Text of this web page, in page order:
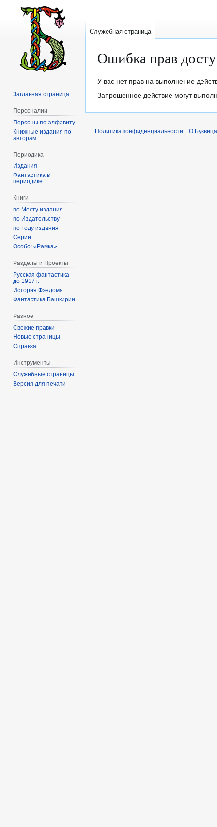
Ошибка прав
Перейти
к
Перейти
к
У вас нет прав на выполнение
Запрошенное действие могут
Служебная страница
Заглавная страница
Персоналии
Персоны по алфавиту
Книжные издания по
авторам
Периодика
Издания
Фантастика в
периодике
Книги
по Месту издания
по Издательству
по Году издания
Серии
Особо: «Рамка»
Разделы и Проекты
Русская фантастика
до 1917 г.
История Фэндома
Фантастика Башкирии
Разное
Свежие правки
Новые страницы
Справка
Инструменты
Служебные страницы
Версия для печати
Политика конфиденциальности О Буквица